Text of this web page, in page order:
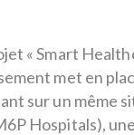
« Smart
met en
sur un même
Hospitals),